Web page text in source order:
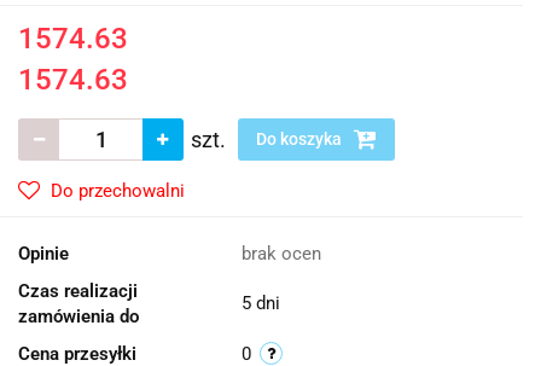
1574.63
1574.63
szt. Do koszyka
Do przechowalni
Opinie
brak ocen
Czas realizacji
zamówienia do
5 dni
Cena przesyłki 0